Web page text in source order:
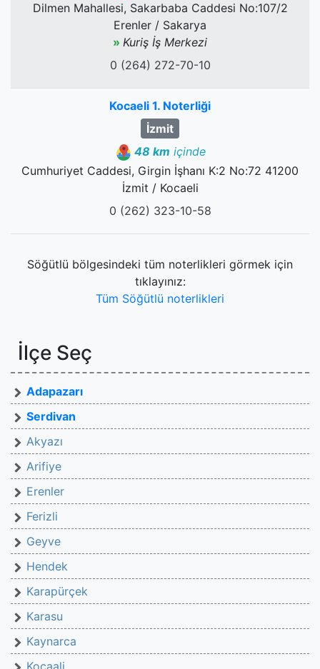
Dilmen Mahallesi, Sakarbaba Caddesi No:107/2
Erenler / Sakarya
» Kuriş İş Merkezi
0 (264) 272-70-10
Kocaeli 1. Noterliği
İzmit
48 km içinde
Cumhuriyet Caddesi, Girgin İşhanı K:2 No:72 41200
İzmit / Kocaeli
0 (262) 323-10-58
Söğütlü bölgesindeki tüm noterlikleri görmek için
tıklayınız:
Tüm Söğütlü noterlikleri
İlçe Seç
Adapazarı
Serdivan
Akyazı
Arifiye
Erenler
Ferizli
Geyve
Hendek
Karapürçek
Karasu
Kaynarca